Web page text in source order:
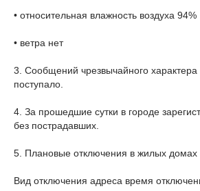
• относительная влажность воздуха 94%
• ветра нет
3. Сообщений чрезвычайного характера
поступало.
4. За прошедшие сутки в городе
без пострадавших.
5. Плановые отключения в жилых домах
Вид отключения адреса время